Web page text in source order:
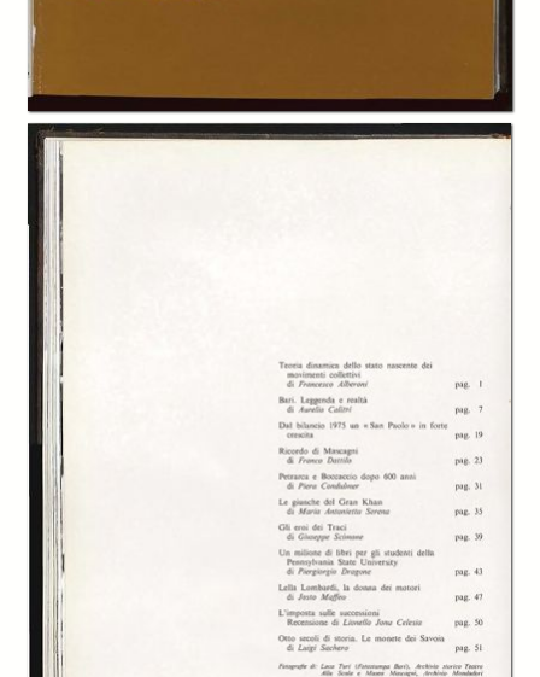
In collections
I Mesi. Bimestrale di attualità economiche e culturali dell’Istituto